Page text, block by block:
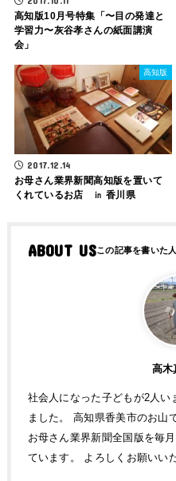
高知版10月号特集「〜目の発達と
学習力〜灰谷孝さんの紙面講演
会」
高知版
2017.12.14
お母さん業界新聞高知版を置いて
くれているお店 ㏌ 香川県
ABOUT US
高木
社会人になった子どもが2人い
ました。 高知県香美市のお山
お母さん業界新聞全国版を毎
ています。 よろしくお願いい